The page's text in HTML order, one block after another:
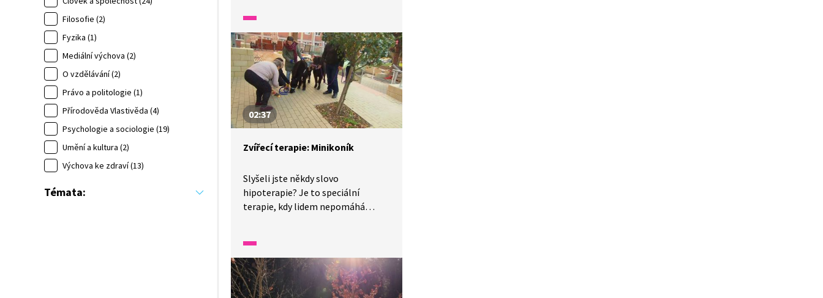
Filosofie (2)
Fyzika (1)
Mediální výchova (2)
O vzdělávání (2)
Právo a politologie (1)
Přírodověda Vlastivěda (4)
Psychologie a sociologie (19)
Umění a kultura (2)
Výchova ke zdraví (13)
Témata:
02:37
Zvířecí terapie: Minikoník
Slyšeli jste někdy slovo
hipoterapie? Je to speciální
terapie, kdy lidem nepomáhá
pro seniory, kam by se velký kůň
nevešel, musí nám na pomoc
přispěchat minikoník. Ovšem
na velikosti tady až tak nezáleží,